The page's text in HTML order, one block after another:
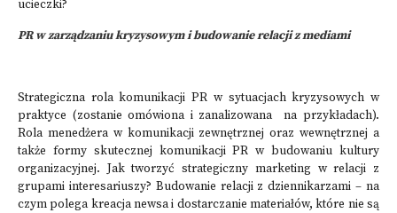
ucieczki?
PR w zarządzaniu kryzysowym i budowanie relacji z mediami
Strategiczna rola komunikacji PR w sytuacjach kryzysowych w
praktyce (zostanie omówiona i zanalizowana na przykładach).
Rola menedżera w komunikacji zewnętrznej oraz wewnętrznej a
także formy skutecznej komunikacji PR w budowaniu kultury
organizacyjnej. Jak tworzyć strategiczny marketing w relacji z
grupami interesariuszy? Budowanie relacji z dziennikarzami – na
czym polega kreacja newsa i dostarczanie materiałów, które nie są